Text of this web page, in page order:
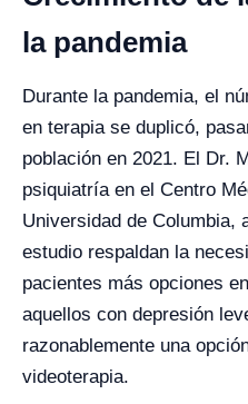
la pandemia
Durante la pandemia, el
en terapia se duplicó,
población en 2021. El Dr.
psiquiatría en el Centro
Universidad de Columbia,
estudio respaldan la
pacientes más opciones
aquellos con depresión
razonablemente una
videoterapia.